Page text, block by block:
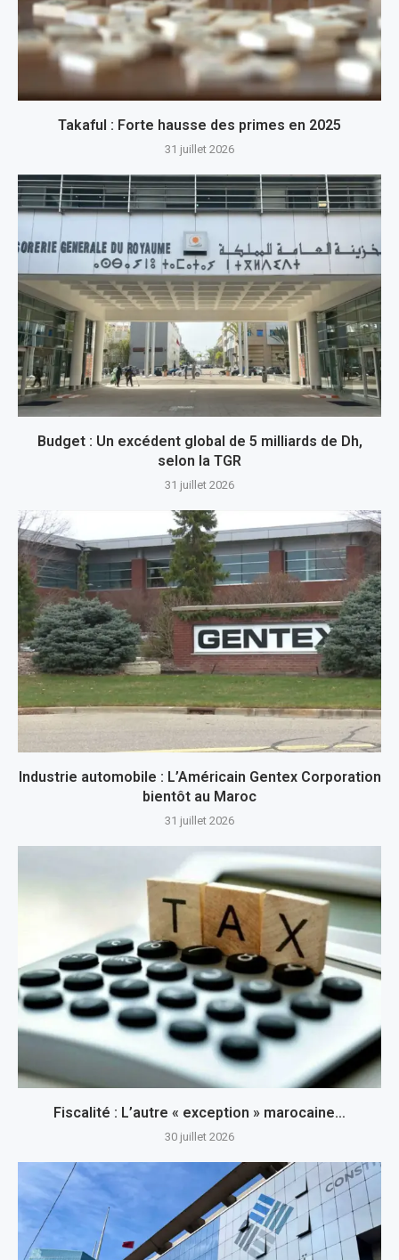
Takaful : Forte hausse des primes en 2025
31 juillet 2026
Budget : Un excédent global de 5 milliards de Dh,
selon la TGR
31 juillet 2026
Industrie automobile : L’Américain Gentex Corporation
bientôt au Maroc
31 juillet 2026
Fiscalité : L’autre « exception » marocaine…
30 juillet 2026